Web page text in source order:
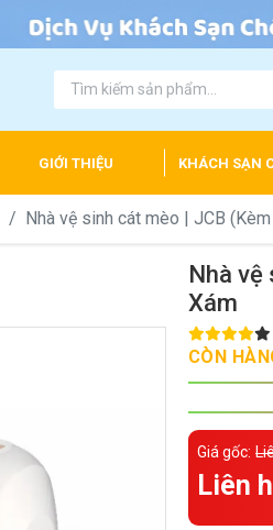
GIỚI THIỆU KHÁCH SẠN
Nhà vệ sinh cát mèo | JCB
Nhà
Xám
CÒN
Giá gốc:
Liên